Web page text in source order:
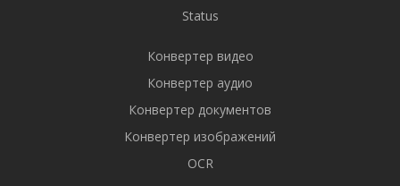
Status
Конвертер видео
Конвертер аудио
Конвертер документов
Конвертер изображений
OCR